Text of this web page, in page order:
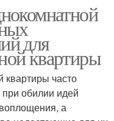
для
квартиры
часто
обилии идей
а